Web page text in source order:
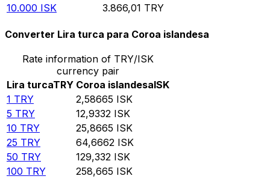
10.000 ISK 3.866,01 TRY
Converter Lira turca para Coroa islandesa
Rate information of TRY/ISK
currency pair
Lira turcaTRY Coroa islandesaISK
1 TRY 2,58665 ISK
5 TRY 12,9332 ISK
10 TRY 25,8665 ISK
25 TRY 64,6662 ISK
50 TRY 129,332 ISK
100 TRY 258,665 ISK